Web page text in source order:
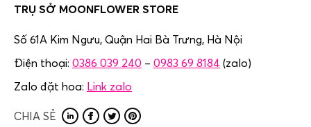
TRỤ SỞ MOONFLOWER STORE
Số 61A Kim Ngưu, Quận Hai Bà Trưng, Hà Nội
Điện thoại: 0386 039 240 – 0983 69 8184 (zalo)
Zalo đặt hoa: Link zalo
CHIA SẺ